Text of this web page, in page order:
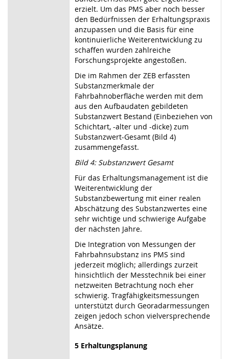
erzielt. Um das PMS aber noch besser
den Bedürfnissen der Erhaltungspraxis
anzupassen und die Basis für eine
kontinuierliche Weiterentwicklung zu
schaffen wurden zahlreiche
Forschungsprojekte angestoßen.
Die im Rahmen der ZEB erfassten
Substanzmerkmale der
Fahrbahnoberfläche werden mit dem
aus den Aufbaudaten gebildeten
Substanzwert Bestand (Einbeziehen von
Schichtart, -alter und -dicke) zum
Substanzwert-Gesamt (Bild 4)
zusammengefasst.
Bild 4: Substanzwert Gesamt
Für das Erhaltungsmanagement ist die
Weiterentwicklung der
Substanzbewertung mit einer realen
Abschätzung des Substanzwertes eine
sehr wichtige und schwierige Aufgabe
der nächsten Jahre.
Die Integration von Messungen der
Fahrbahnsubstanz ins PMS sind
jederzeit möglich; allerdings zurzeit
hinsichtlich der Messtechnik bei einer
netzweiten Betrachtung noch eher
schwierig. Tragfähigkeitsmessungen
unterstützt durch Georadarmessungen
zeigen jedoch schon vielversprechende
Ansätze.
5 Erhaltungsplanung